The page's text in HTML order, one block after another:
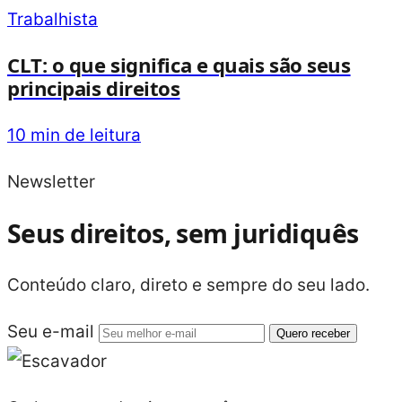
Trabalhista
CLT: o que significa e quais são seus
principais direitos
10 min de leitura
Newsletter
Seus direitos, sem juridiquês
Conteúdo claro, direto e sempre do seu lado.
Seu e-mail Quero receber